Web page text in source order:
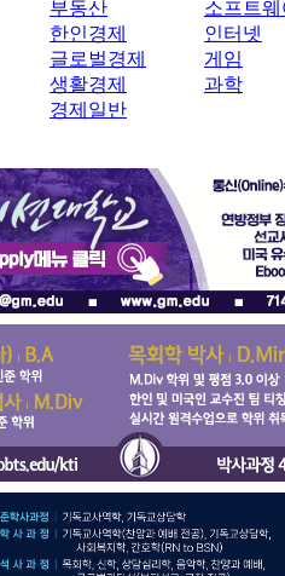
부동산
한인경제
글로벌경제
생활경제
경제일반
소프트웨
인터넷
게임
과학